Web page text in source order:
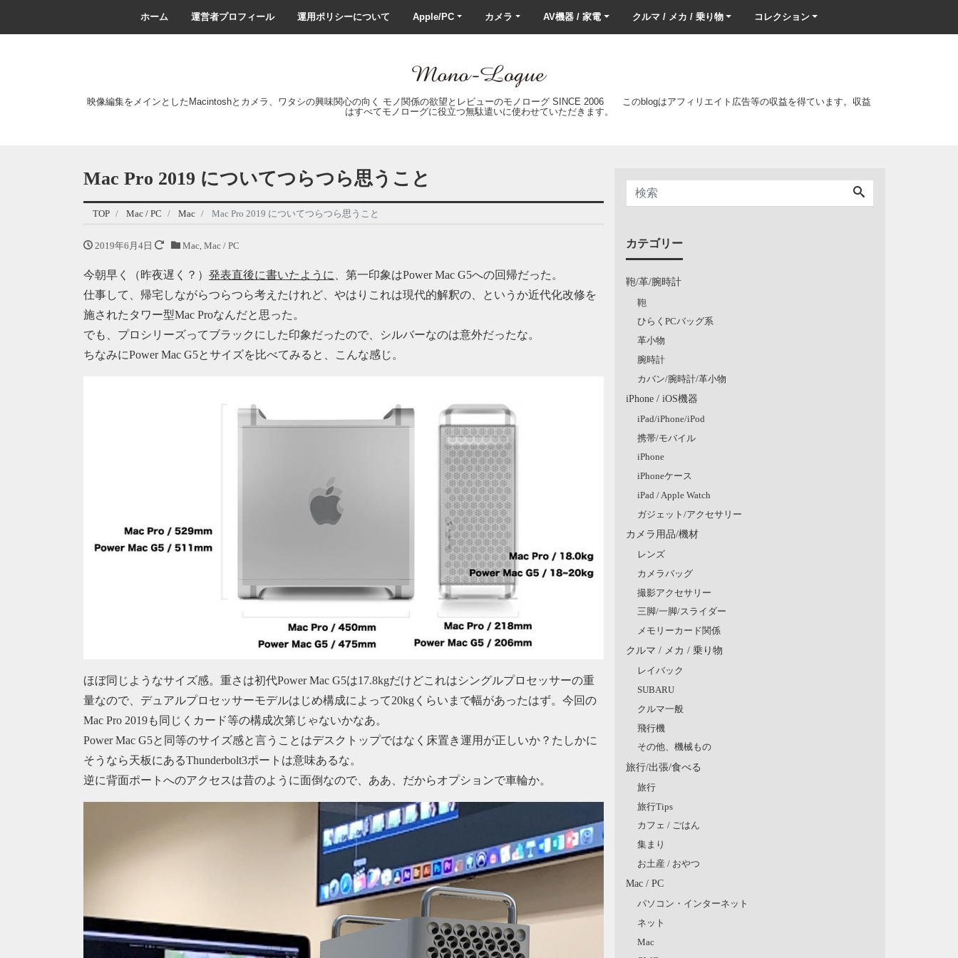
ホーム 運営者プロフィール 運用ポリシーについて Apple/PC カメラ AV機器 / 家電 クルマ / メカ / 乗り物 コレクション
映像編集をメインとしたMacintoshとカメラ、ワタシの興味関心の向く モノ関係の欲望とレビューのモノローグ SINCE 2006 このblogはアフィリエイト広告等の収益を得ています。収益
はすべてモノローグに役立つ無駄遣いに使わせていただきます。
Mac Pro 2019 についてつらつら思うこと
TOP Mac / PC Mac Mac Pro 2019 についてつらつら思うこと
2019年6月4日 Mac, Mac / PC
今朝早く（昨夜遅く？） 発表直後に書いたように
、第一印象はPower Mac G5への回帰だった。
仕事して、帰宅しながらつらつら考えたけれど、やはりこれは現代的解釈の、というか近代化改修を
施されたタワー型Mac Proなんだと思った。
でも、プロシリーズってブラックにした印象だったので、シルバーなのは意外だったな。
ちなみにPower Mac G5とサイズを比べてみると、こんな感じ。
ほぼ同じようなサイズ感。重さは初代Power Mac G5は17.8kgだけどこれはシングルプロセッサーの重
量なので、デュアルプロセッサーモデルはじめ構成によって20kgくらいまで幅があったはず。今回の
Mac Pro 2019も同じくカード等の構成次第じゃないかなあ。
Power Mac G5と同等のサイズ感と言うことはデスクトップではなく床置き運用が正しいか？たしかに
そうなら天板にあるThunderbolt3ポートは意味あるな。
逆に背面ポートへのアクセスは昔のように面倒なので、ああ、だからオプションで車輪か。
カテゴリー
鞄/革/腕時計
鞄
ひらくPCバッグ系
革小物
腕時計
カバン/腕時計/革小物
iPhone / iOS機器
iPad/iPhone/iPod
携帯/モバイル
iPhone
iPhoneケース
iPad / Apple Watch
ガジェット/アクセサリー
カメラ用品/機材
レンズ
カメラバッグ
撮影アクセサリー
三脚/一脚/スライダー
メモリーカード関係
クルマ / メカ / 乗り物
レイバック
SUBARU
クルマ一般
飛行機
その他、機械もの
旅行/出張/食べる
旅行
旅行Tips
カフェ / ごはん
集まり
お土産 / おやつ
Mac / PC
パソコン・インターネット
ネット
Mac